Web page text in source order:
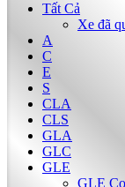
Tất Cả
Xe đã
A
C
E
S
CLA
CLS
GLA
GLC
GLE
GLE